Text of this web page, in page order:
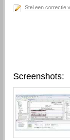
Stel een correctie
Screenshots: